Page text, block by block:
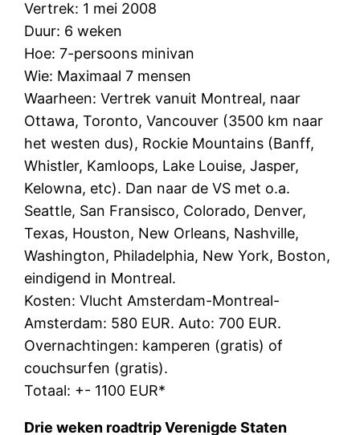
Vertrek: 1 mei 2008
Duur: 6 weken
Hoe: 7-persoons minivan
Wie: Maximaal 7 mensen
Waarheen: Vertrek vanuit Montreal, naar
Ottawa, Toronto, Vancouver (3500 km naar
het westen dus), Rockie Mountains (Banff,
Whistler, Kamloops, Lake Louise, Jasper,
Kelowna, etc). Dan naar de VS met o.a.
Seattle, San Fransisco, Colorado, Denver,
Texas, Houston, New Orleans, Nashville,
Washington, Philadelphia, New York, Boston,
eindigend in Montreal.
Kosten: Vlucht Amsterdam-Montreal-
Amsterdam: 580 EUR. Auto: 700 EUR.
Overnachtingen: kamperen (gratis) of
couchsurfen (gratis).
Totaal: +- 1100 EUR*
Drie weken roadtrip Verenigde Staten